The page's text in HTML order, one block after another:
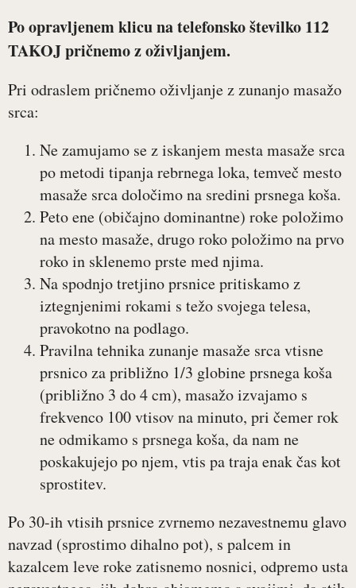
Po opravljenem klicu na telefonsko številko 112
TAKOJ pričnemo z oživljanjem.
Pri odraslem pričnemo oživljanje z zunanjo masažo
srca:
Ne zamujamo se z iskanjem mesta masaže srca
po metodi tipanja rebrnega loka, temveč mesto
masaže srca določimo na sredini prsnega koša.
Peto ene (običajno dominantne) roke položimo
na mesto masaže, drugo roko položimo na prvo
roko in sklenemo prste med njima.
Na spodnjo tretjino prsnice pritiskamo z
iztegnjenimi rokami s težo svojega telesa,
pravokotno na podlago.
Pravilna tehnika zunanje masaže srca vtisne
prsnico za približno 1/3 globine prsnega koša
(približno 3 do 4 cm), masažo izvajamo s
frekvenco 100 vtisov na minuto, pri čemer rok
ne odmikamo s prsnega koša, da nam ne
poskakujejo po njem, vtis pa traja enak čas kot
sprostitev.
Po 30-ih vtisih prsnice zvrnemo nezavestnemu glavo
navzad (sprostimo dihalno pot), s palcem in
kazalcem leve roke zatisnemo nosnici, odpremo usta